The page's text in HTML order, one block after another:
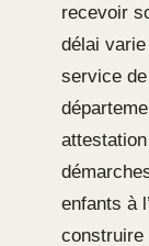
recevoir
délai
service
enfants à
construire